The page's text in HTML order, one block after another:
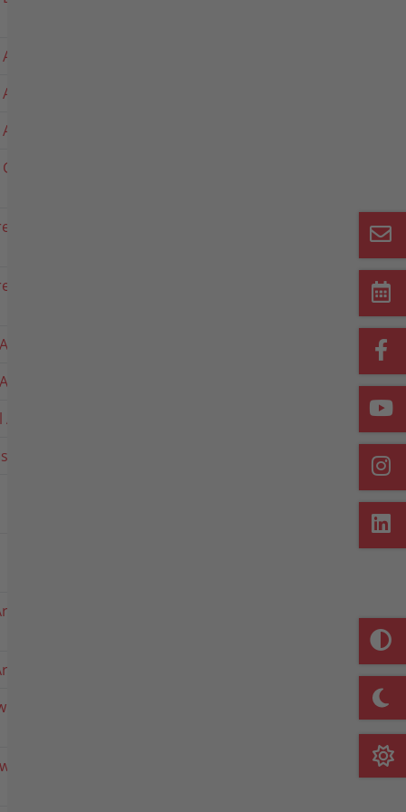
3291 051
2490 041
3490 411
Artikel 5990
Artikel 5990
3490611
5490611
3490511
5516021;
2416011